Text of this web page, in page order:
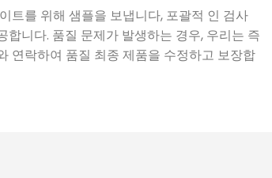
트를 위해 샘플을 보냅니다, 포괄적 인 검사
합니다. 품질 문제가 발생하는 경우, 우리는 즉
연락하여 품질 최종 제품을 수정하고 보장합